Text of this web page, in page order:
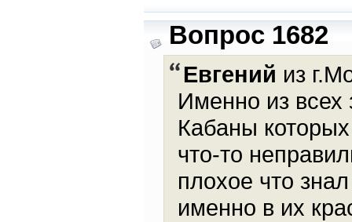
Вопрос 1682
Евгений из
Именно из
Кабаны
что-то
плохое что
именно в их